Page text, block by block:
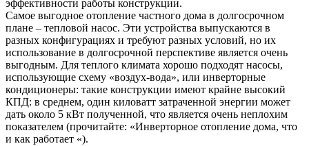
эффективности работы конструкции.
Самое выгодное отопление частного дома в долгосрочном
плане – тепловой насос. Эти устройства выпускаются в
разных конфигурациях и требуют разных условий, но их
использование в долгосрочной перспективе является очень
выгодным. Для теплого климата хорошо подходят насосы,
использующие схему «воздух-вода», или инверторные
кондиционеры: такие конструкции имеют крайне высокий
КПД: в среднем, один киловатт затраченной энергии может
дать около 5 кВт полученной, что является очень неплохим
показателем (прочитайте: «Инверторное отопление дома, что
и как работает «).